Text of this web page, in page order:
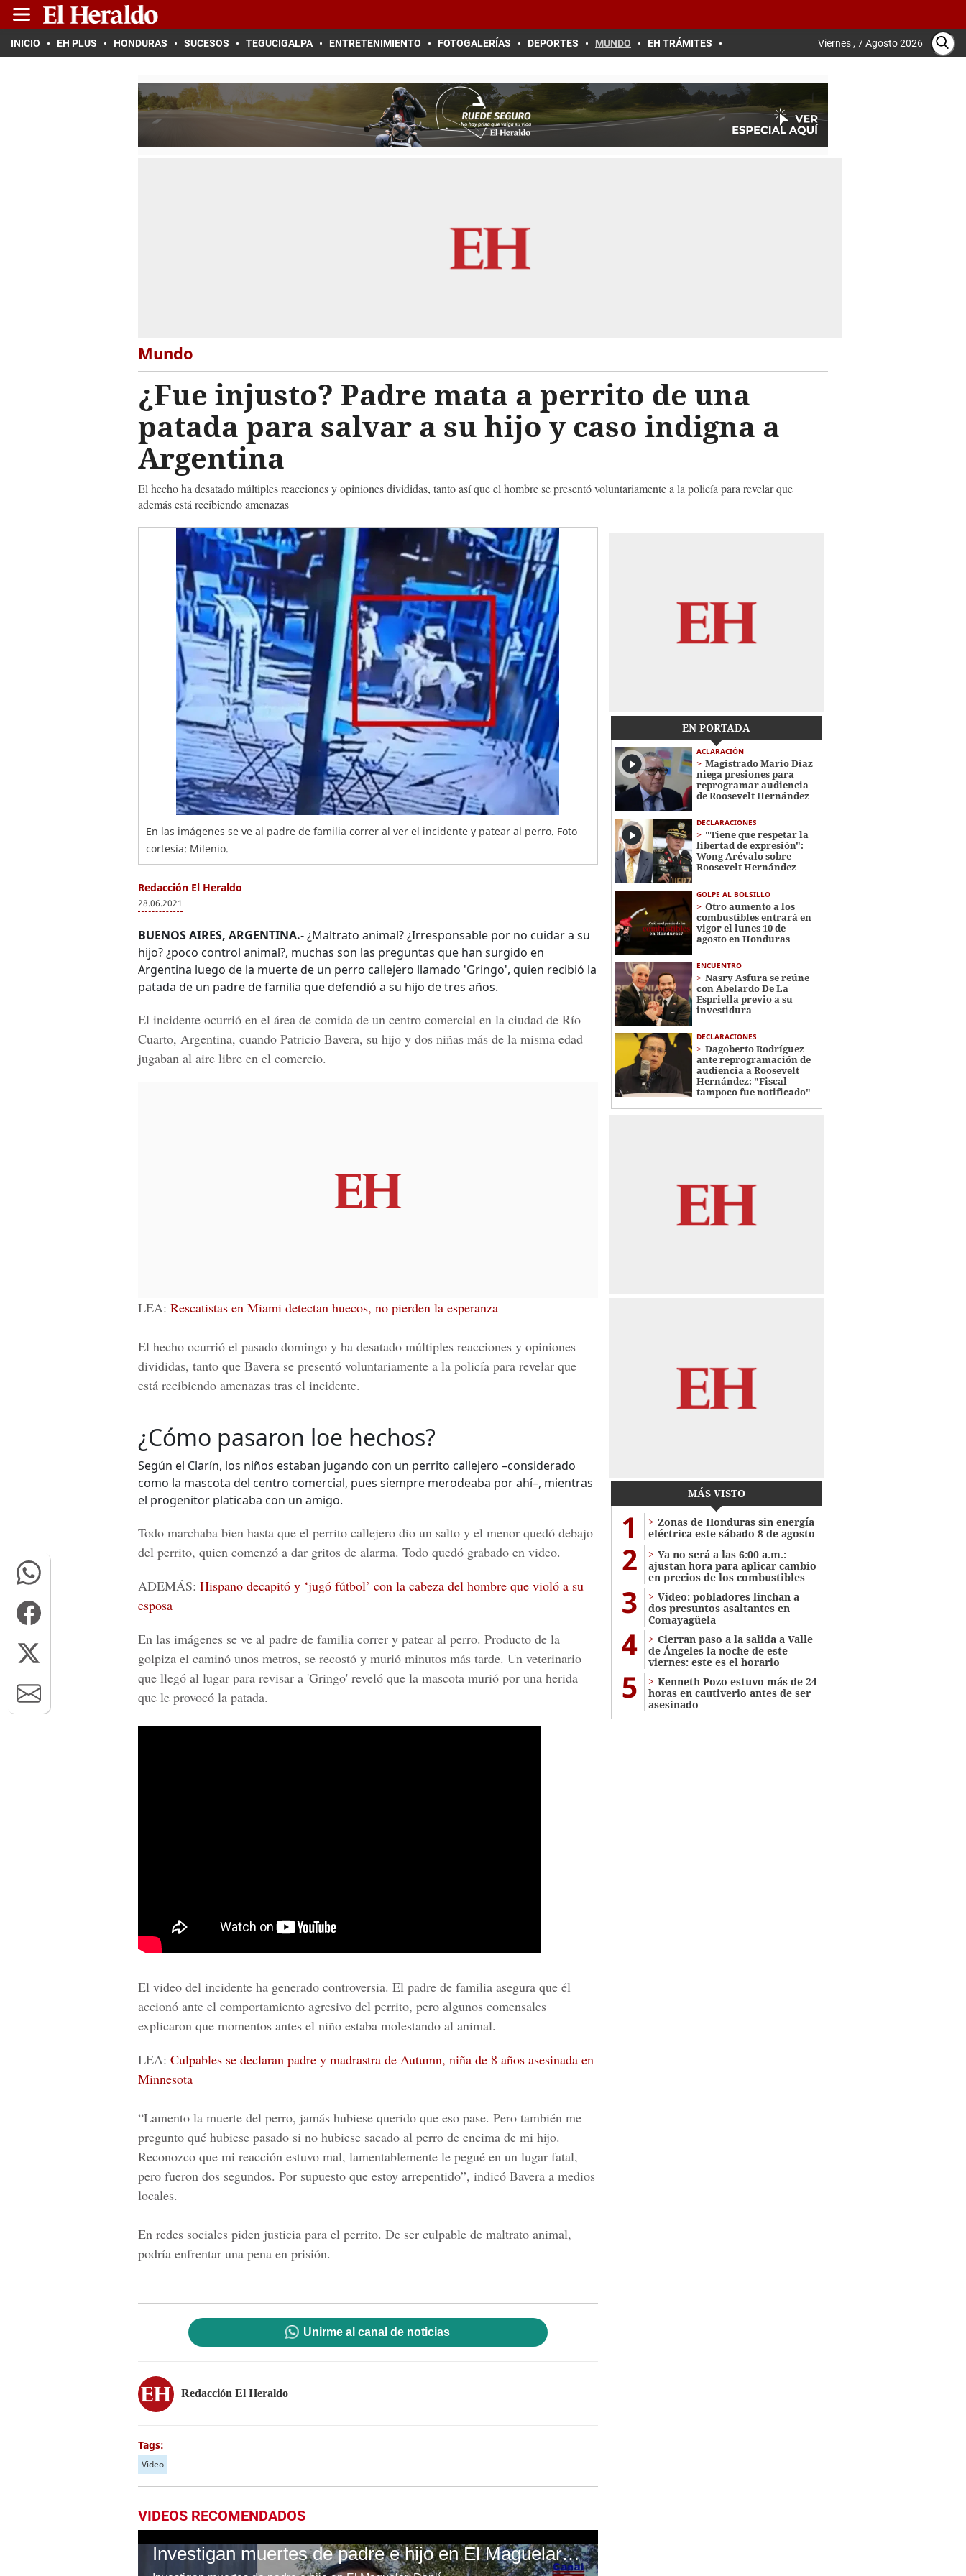
INICIO EH PLUS HONDURAS SUCESOS TEGUCIGALPA ENTRETENIMIENTO FOTOGALERÍAS DEPORTES MUNDO EH TRÁMITES Viernes , 7 Agosto 2026
Mundo
¿Fue injusto? Padre mata a perrito de una
patada para salvar a su hijo y caso indigna a
Argentina
El hecho ha desatado múltiples reacciones y opiniones divididas, tanto así que el hombre se presentó voluntariamente a la policía para revelar que
además está recibiendo amenazas
En las imágenes se ve al padre de familia correr al ver el incidente y patear al perro. Foto
cortesía: Milenio.
Redacción El Heraldo
28.06.2021
BUENOS AIRES, ARGENTINA.- ¿Maltrato animal? ¿Irresponsable por no cuidar a su
hijo? ¿poco control animal?, muchas son las preguntas que han surgido en
Argentina luego de la muerte de un perro callejero llamado 'Gringo', quien recibió la
patada de un padre de familia que defendió a su hijo de tres años.
El incidente ocurrió en el área de comida de un centro comercial en la ciudad de Río
Cuarto, Argentina, cuando Patricio Bavera, su hijo y dos niñas más de la misma edad
jugaban al aire libre en el comercio.
LEA: Rescatistas en Miami detectan huecos, no pierden la esperanza
El hecho ocurrió el pasado domingo y ha desatado múltiples reacciones y opiniones
divididas, tanto que Bavera se presentó voluntariamente a la policía para revelar que
está recibiendo amenazas tras el incidente.
¿Cómo pasaron loe hechos?
Según el Clarín, los niños estaban jugando con un perrito callejero –considerado
como la mascota del centro comercial, pues siempre merodeaba por ahí–, mientras
el progenitor platicaba con un amigo.
Todo marchaba bien hasta que el perrito callejero dio un salto y el menor quedó debajo
del perrito, quien comenzó a dar gritos de alarma. Todo quedó grabado en video.
ADEMÁS: Hispano decapitó y ‘jugó fútbol’ con la cabeza del hombre que violó a su
esposa
En las imágenes se ve al padre de familia correr y patear al perro. Producto de la
golpiza el caminó unos metros, se recostó y murió minutos más tarde. Un veterinario
que llegó al lugar para revisar a 'Gringo' reveló que la mascota murió por una herida
que le provocó la patada.
El video del incidente ha generado controversia. El padre de familia asegura que él
accionó ante el comportamiento agresivo del perrito, pero algunos comensales
explicaron que momentos antes el niño estaba molestando al animal.
LEA: Culpables se declaran padre y madrastra de Autumn, niña de 8 años asesinada en
Minnesota
“Lamento la muerte del perro, jamás hubiese querido que eso pase. Pero también me
pregunto qué hubiese pasado si no hubiese sacado al perro de encima de mi hijo.
Reconozco que mi reacción estuvo mal, lamentablemente le pegué en un lugar fatal,
pero fueron dos segundos. Por supuesto que estoy arrepentido”, indicó Bavera a medios
locales.
En redes sociales piden justicia para el perrito. De ser culpable de maltrato animal,
podría enfrentar una pena en prisión.
Unirme al canal de noticias
Redacción El Heraldo
Tags:
Video
VIDEOS RECOMENDADOS
Investigan muertes de padre e hijo en El Maguelar, Danlí
EN PORTADA
ACLARACIÓN
Magistrado Mario Díaz
niega presiones para
reprogramar audiencia
de Roosevelt Hernández
DECLARACIONES
"Tiene que respetar la
libertad de expresión":
Wong Arévalo sobre
Roosevelt Hernández
GOLPE AL BOLSILLO
Otro aumento a los
combustibles entrará en
vigor el lunes 10 de
agosto en Honduras
ENCUENTRO
Nasry Asfura se reúne
con Abelardo De La
Espriella previo a su
investidura
DECLARACIONES
Dagoberto Rodríguez
ante reprogramación de
audiencia a Roosevelt
Hernández: "Fiscal
tampoco fue notificado"
MÁS VISTO
1
Zonas de Honduras sin energía
eléctrica este sábado 8 de agosto
2
Ya no será a las 6:00 a.m.:
ajustan hora para aplicar cambio
en precios de los combustibles
3
Video: pobladores linchan a
dos presuntos asaltantes en
Comayagüela
4
Cierran paso a la salida a Valle
de Ángeles la noche de este
viernes: este es el horario
5
Kenneth Pozo estuvo más de 24
horas en cautiverio antes de ser
asesinado